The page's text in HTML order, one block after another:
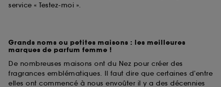
service « Testez-moi ».
Grands noms ou petites maisons : les meilleures
marques de parfum femme !
De nombreuses maisons ont du Nez pour créer des
fragrances emblématiques. Il faut dire que certaines d’entre
elles ont commencé à nous envoûter il y a des décennies